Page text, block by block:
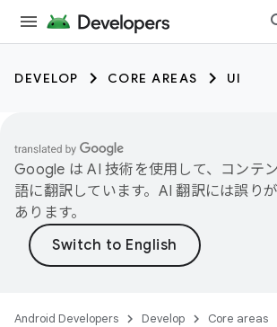
DEVELOP CORE AREAS UI
Google は AI 技術を使用して、コンテ
語に翻訳しています。AI 翻訳には誤り
あります。
Android Developers Develop Core areas